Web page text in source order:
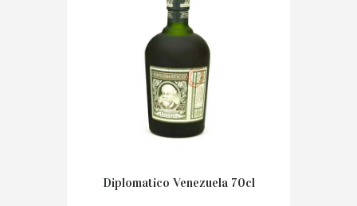
Diplomatico Venezuela 70cl